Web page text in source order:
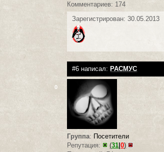
Комментариев: 174
Зарегистрирован: 30.05.2013
#6 написал: РАСМУС
0
Группа: Посетители
Репутация:
(31 |0)